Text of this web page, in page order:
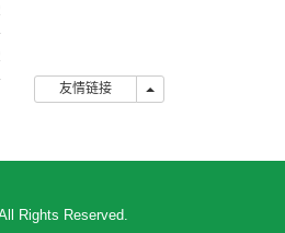
友情链接 友情链接
Rights Reserved.